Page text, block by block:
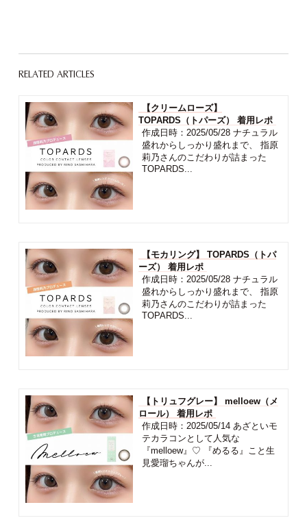
RELATED ARTICLES
【クリームローズ】
TOPARDS（トパーズ） 着用レポ
作成日時：2025/05/28 ナチュラル
盛れからしっかり盛れまで、 指原
莉乃さんのこだわりが詰まった
TOPARDS...
【モカリング】 TOPARDS（トパ
ーズ） 着用レポ
作成日時：2025/05/28 ナチュラル
盛れからしっかり盛れまで、 指原
莉乃さんのこだわりが詰まった
TOPARDS...
【トリュフグレー】 melloew（メ
ロール） 着用レポ
作成日時：2025/05/14 あざといモ
テカラコンとして人気な
『melloew』♡ 『めるる』こと生
見愛瑠ちゃんが...